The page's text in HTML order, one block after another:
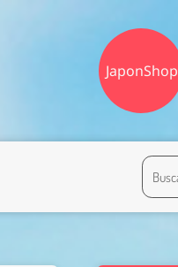
JaponShop